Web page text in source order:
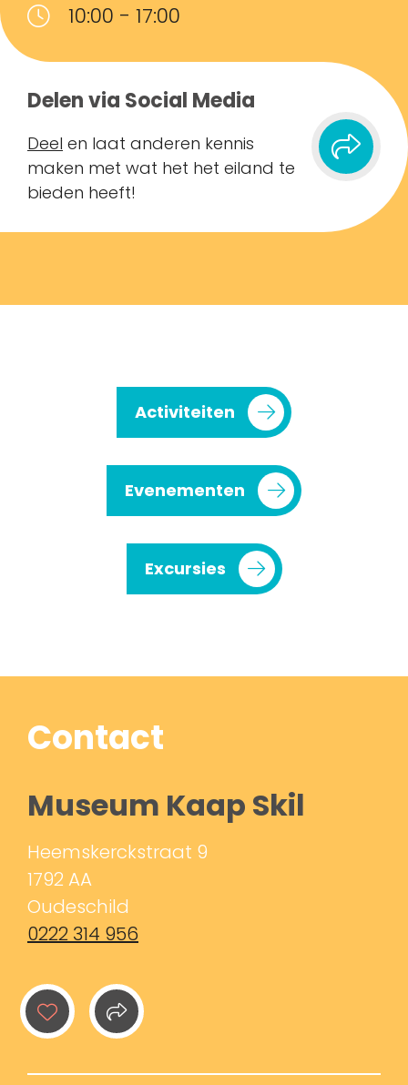
10:00 - 17:00
Delen via Social Media
Deel en laat anderen kennis
maken met wat het het eiland te
bieden heeft!
Activiteiten
Evenementen
Excursies
Contact
Museum Kaap Skil
Heemskerckstraat 9
1792 AA
Oudeschild
0222 314 956